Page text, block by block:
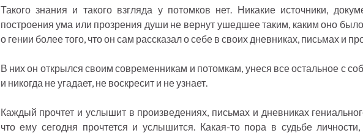
Такого знания и такого взгляда у потомков нет. Никакие источники,
построения ума или прозрения души не вернут ушедшее таким, каким оно
о гении более того, что он сам рассказал о себе в своих дневниках, письмах и
В них он открылся своим современникам и потомкам, унеся все остальное с
и никогда не угадает, не воскресит и не узнает.
Каждый прочтет и услышит в произведениях, письмах и дневниках
что ему сегодня прочтется и услышится. Какая-то пора в судьбе